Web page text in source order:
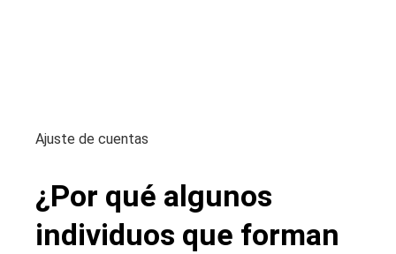
Ajuste de cuentas
¿Por qué algunos
individuos que forman